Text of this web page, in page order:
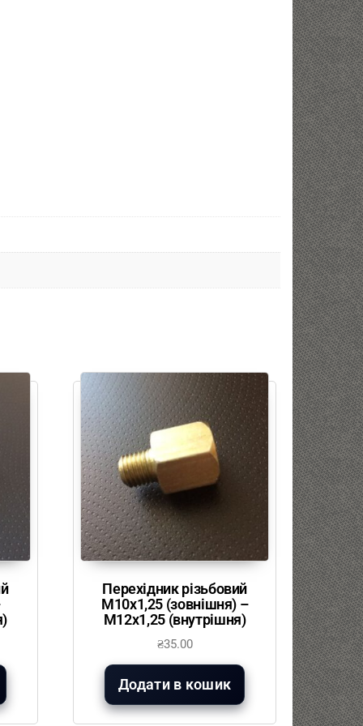
Перехідник різьбовий
М10х1,25 (зовнішня) –
М12х1,25 (внутрішня)
₴35.00
Додати в кошик